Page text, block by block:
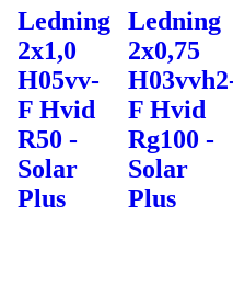
Ledning
2x1,0
H05vv-
F Hvid
R50 -
Solar
Plus
Ledning
2x0,75
F Hvid
Rg100 -
Solar
Plus